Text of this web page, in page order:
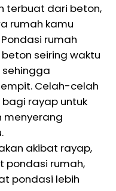
terbuat dari beton,
rumah kamu
rumah
seiring waktu
Celah-celah
rayap untuk
menyerang
akibat rayap,
pondasi rumah,
pondasi lebih